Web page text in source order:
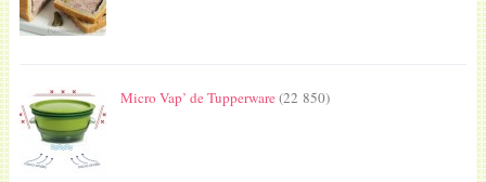
Micro Vap’ de Tupperware(22 850)